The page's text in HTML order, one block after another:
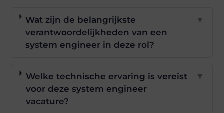
Wat zijn de belangrijkste
verantwoordelijkheden van een
system engineer in deze rol?
▼
Welke technische ervaring is vereist
voor deze system engineer
vacature?
▼